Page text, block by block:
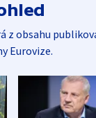
z obsahu
Eurovize.